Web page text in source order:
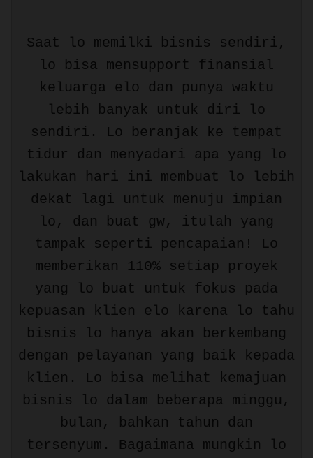
Saat lo memilki bisnis sendiri,
lo bisa mensupport finansial
keluarga elo dan punya waktu
lebih banyak untuk diri lo
sendiri. Lo beranjak ke tempat
tidur dan menyadari apa yang lo
lakukan hari ini membuat lo lebih
dekat lagi untuk menuju impian
lo, dan buat gw, itulah yang
tampak seperti pencapaian! Lo
memberikan 110% setiap proyek
yang lo buat untuk fokus pada
kepuasan klien elo karena lo tahu
bisnis lo hanya akan berkembang
dengan pelayanan yang baik kepada
klien. Lo bisa melihat kemajuan
bisnis lo dalam beberapa minggu,
bulan, bahkan tahun dan
tersenyum. Bagaimana mungkin lo